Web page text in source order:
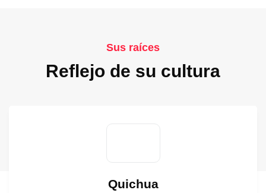
Sus raíces
Reflejo de su cultura
Quichua